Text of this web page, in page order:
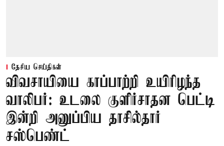
தேசிய செய்திகள்
விவசாயியை காப்பாற்றி உயிரிழந்த
வாலிபர்: உடலை குளிர்சாதன பெட்டி
இன்றி அனுப்பிய தாசில்தார்
சஸ்பெண்ட்